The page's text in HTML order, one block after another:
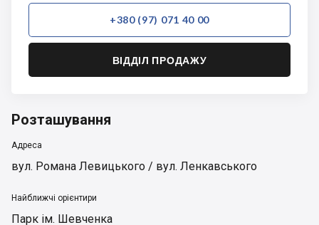
+380 (97) 071 40 00
ВІДДІЛ ПРОДАЖУ
Розташування
Адреса
вул. Романа Левицького / вул. Ленкавського
Найближчі орієнтири
Парк ім. Шевченка